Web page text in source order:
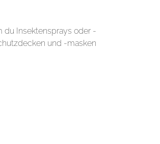
du Insektensprays oder -
und -masken